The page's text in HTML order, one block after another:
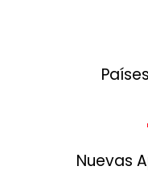
Nuevas